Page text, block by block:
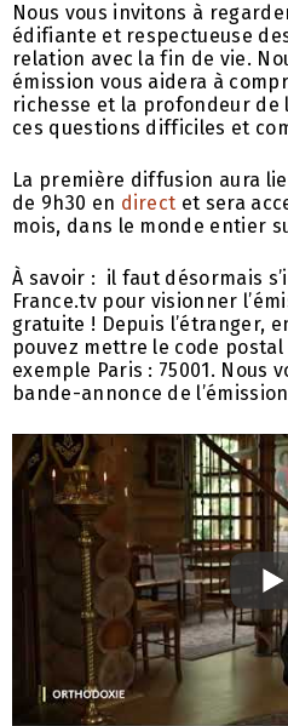
Nous vous invitons à
édifiante et respectueuse
relation avec la fin de vie.
émission vous aidera à
richesse et la profondeur de
ces questions difficiles et
La première diffusion aura
de 9h30 en direct et sera
mois, dans le monde entier
À savoir : il faut désormais
France.tv pour visionner
gratuite ! Depuis l’étranger,
pouvez mettre le code
exemple Paris : 75001. Nous
bande-annonce de